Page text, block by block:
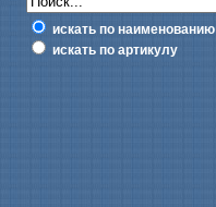
искать по наименованию
искать по артикулу